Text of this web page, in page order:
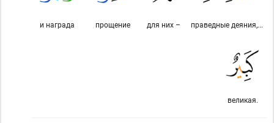
праведные деяния,...
для них –
прощение
и награда
великая.